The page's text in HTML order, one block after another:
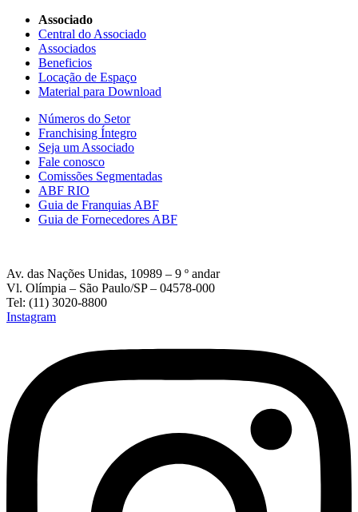
Associado
Central do Associado
Associados
Beneficios
Locação de Espaço
Material para Download
Números do Setor
Franchising Íntegro
Seja um Associado
Fale conosco
Comissões Segmentadas
ABF RIO
Guia de Franquias ABF
Guia de Fornecedores ABF
Av. das Nações Unidas, 10989 – 9 º andar
Vl. Olímpia – São Paulo/SP – 04578-000
Tel: (11) 3020-8800
Instagram